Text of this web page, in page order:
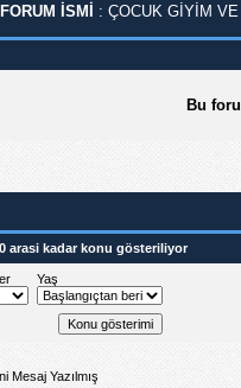
ISMI : ÇOCUK GIYIM
Bu
arasi kadar konu gösteriliyor
Yaş
Mesaj Yazılmış